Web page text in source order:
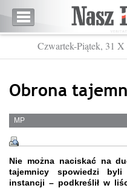
Czwartek-Piątek, 31
Obrona
MP
Nie można naciskać na
tajemnicy spowiedzi byli
instancji – podkreślił w